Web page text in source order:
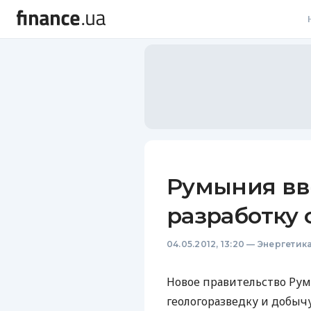
Румыния
разработку
04.05.2012, 13:20 — Энергетика
Новое правительство
геологоразведку и